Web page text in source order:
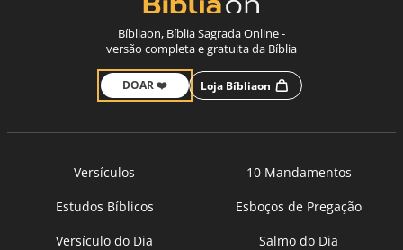
Bíbliaon, Bíblia Sagrada Online -
versão completa e gratuita da Bíblia
DOAR ❤️ Loja Bíbliaon
Versículos
10 Mandamentos
Estudos Bíblicos
Esboços de Pregação
Versículo do Dia
Salmo do Dia